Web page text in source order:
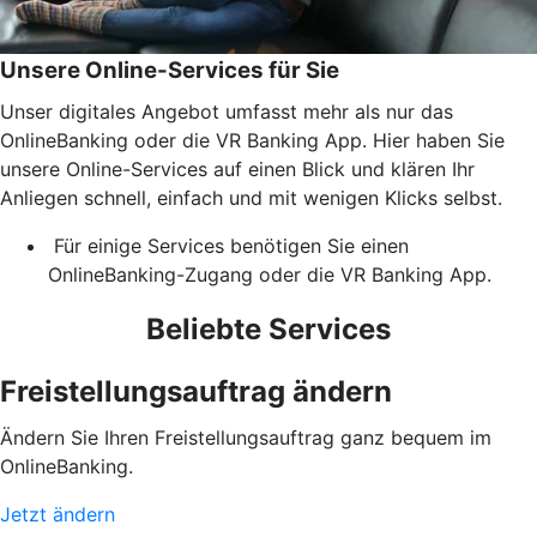
Unsere Online-Services für Sie
Unser digitales Angebot umfasst mehr als nur das
OnlineBanking oder die VR Banking App. Hier haben Sie
unsere Online-Services auf einen Blick und klären Ihr
Anliegen schnell, einfach und mit wenigen Klicks selbst.
Für einige Services benötigen Sie einen
OnlineBanking-Zugang oder die VR Banking App.
Beliebte Services
Freistellungsauftrag ändern
Ändern Sie Ihren Freistellungsauftrag ganz bequem im
OnlineBanking.
Jetzt ändern